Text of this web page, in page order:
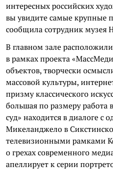
интересных российских
вы увидите самые крупные
сообщила сотрудник музея
В главном зале
в рамках проекта
объектов, творчески
массовой культуры,
призму классического
большая по размеру работа
суд» находится в диалоге с
Микеланджело в
телевизионными рамками
о грехах современного
апеллирует к серии